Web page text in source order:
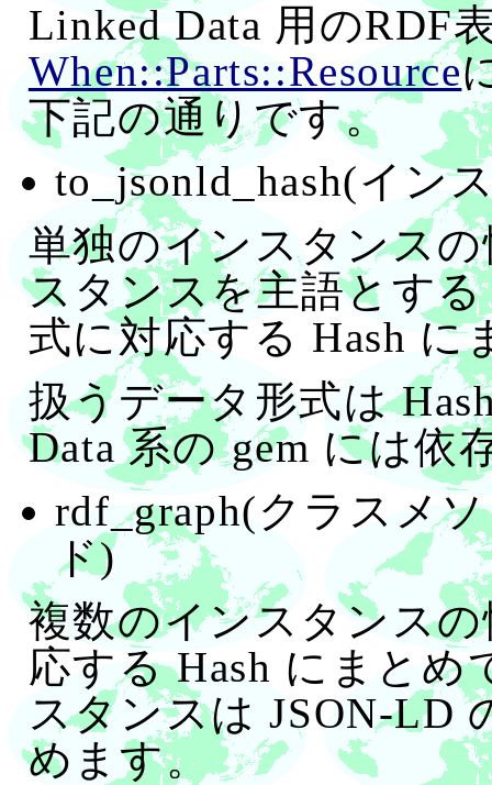
Linked Data 用のRDF
When::Parts::Resource
下記の通りです。
to_jsonld_hash(イン
単独のインスタンス
スタンスを主語とす
式に対応する Hash に
扱うデータ形式は
Data 系の gem には依
rdf_graph(クラスメ
ド)
複数のインスタンス
応する Hash にまと
スタンスは JSON-LD
めます。